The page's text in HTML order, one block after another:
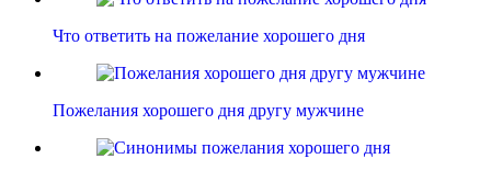
Что ответить на пожелание хорошего дня
Пожелания хорошего дня другу мужчине